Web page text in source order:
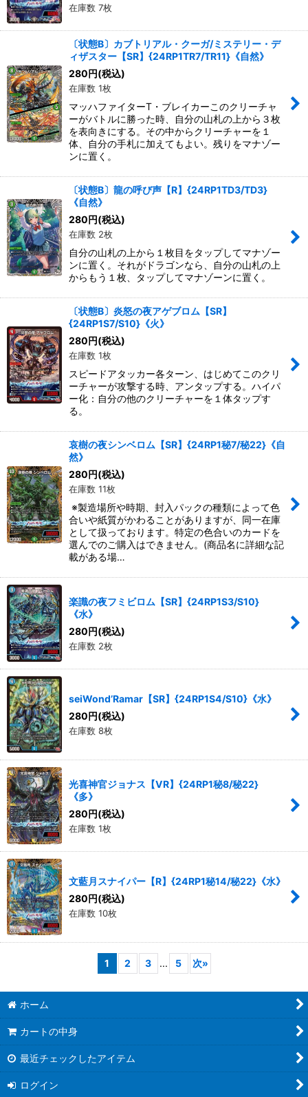
在庫数 7枚
〔状態B〕カブトリアル・クーガ/ミステリー・デ
ィザスター【SR】{24RP1TR7/TR11}《自然》
280 円(税込)
在庫数 1枚
マッハファイターT・ブレイカーこのクリーチャ
ーがバトルに勝った時、自分の山札の上から３枚
を表向きにする。その中からクリーチャーを１
体、自分の手札に加えてもよい。残りをマナゾー
ンに置く。
〔状態B〕龍の呼び声【R】{24RP1TD3/TD3}
《自然》
280 円(税込)
在庫数 2枚
自分の山札の上から１枚目をタップしてマナゾー
ンに置く。それがドラゴンなら、自分の山札の上
からもう１枚、タップしてマナゾーンに置く。
〔状態B〕炎怒の夜アゲブロム【SR】
{24RP1S7/S10}《火》
280 円(税込)
在庫数 1枚
スピードアタッカー各ターン、はじめてこのクリ
ーチャーが攻撃する時、アンタップする。ハイパ
ー化：自分の他のクリーチャーを１体タップす
る。
哀樹の夜シンベロム【SR】{24RP1秘7/秘22}《自
然》
280 円(税込)
在庫数 11枚
※製造場所や時期、封入パックの種類によって色
合いや紙質がかわることがありますが、同一在庫
として扱っております。特定の色合いのカードを
選んでのご購入はできません。(商品名に詳細な記
載がある場…
楽識の夜フミビロム【SR】{24RP1S3/S10}
《水》
280円(税込)
在庫数 2枚
seiWond’Ramar【SR】{24RP1S4/S10}《水》
280円(税込)
在庫数 8枚
光喜神官ジョナス【VR】{24RP1秘8/秘22}
《多》
280円(税込)
在庫数 1枚
文藍月スナイパー【R】{24RP1秘14/秘22}《水》
280円(税込)
在庫数 10枚
1 2 3 ... 5 次»
ホーム
カートの中身
最近チェックしたアイテム
ログイン